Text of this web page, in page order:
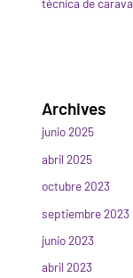
técnica de
Archives
junio 2025
abril 2025
octubre 2023
septiembre 2023
junio 2023
abril 2023